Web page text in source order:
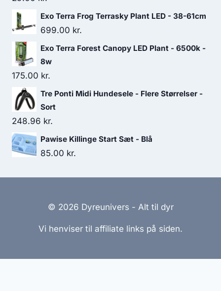
Exo Terra Frog Terrasky Plant LED - 38-61cm
699.00 kr.
Exo Terra Forest Canopy LED Plant - 6500k -
8w
175.00 kr.
Tre Ponti Midi Hundesele - Flere Størrelser -
Sort
248.96 kr.
Pawise Killinge Start Sæt - Blå
85.00 kr.
© 2026 Dyreunivers - Alt til dyr
Vi henviser til affiliate links på siden.